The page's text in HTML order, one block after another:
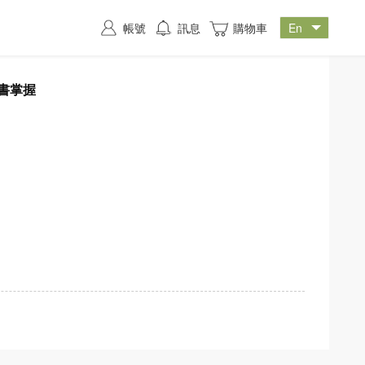
掌握
帳號 訊息 購物車